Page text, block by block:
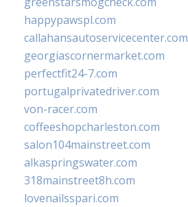
happypawspl.com
callahansautoservicecenter.com
georgiascornermarket.com
perfectfit24-7.com
portugalprivatedriver.com
von-racer.com
coffeeshopcharleston.com
salon104mainstreet.com
alkaspringswater.com
318mainstreet8h.com
lovenailsspari.com